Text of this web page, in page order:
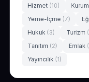
Hizmet (10)
Yeme-İçme (7)
Hukuk (3) Turizm
Tanıtım (2) Emlak
Yayıncılık (1)